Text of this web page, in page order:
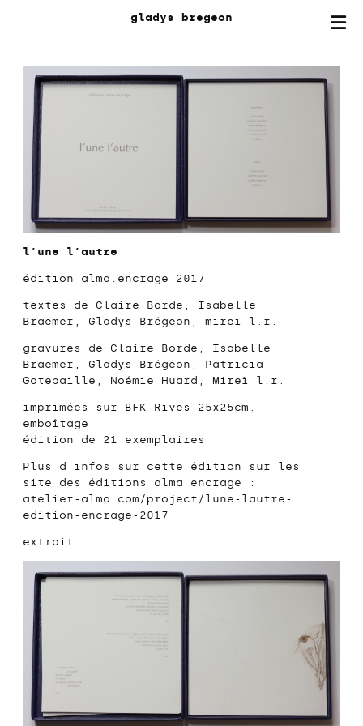
gladys bregeon
l’une l’autre
édition alma.encrage 2017
textes de Claire Borde, Isabelle
Braemer, Gladys Brégeon, mireï l.r.
gravures de Claire Borde, Isabelle
Braemer, Gladys Brégeon, Patricia
Gatepaille, Noémie Huard, Mireï l.r.
imprimées sur BFK Rives 25x25cm.
emboîtage
édition de 21 exemplaires
Plus d'infos sur cette édition sur les
site des éditions alma encrage :
atelier-alma.com/project/lune-lautre-
edition-encrage-2017
extrait